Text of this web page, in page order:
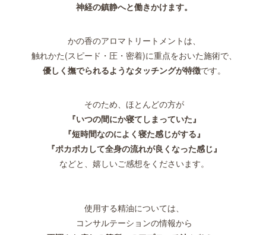
神経の鎮静へと働きかけます。
かの香のアロマトリートメントは、
触れかた(スピード・圧・密着)に重点をおいた施術で、
優しく撫でられるようなタッチングが特徴です。
そのため、ほとんどの方が
『いつの間にか寝てしまっていた』
『短時間なのによく寝た感じがする』
『ポカポカして全身の流れが良くなった感じ』
などと、嬉しいご感想をくださいます。
使用する精油については、
コンサルテーションの情報から